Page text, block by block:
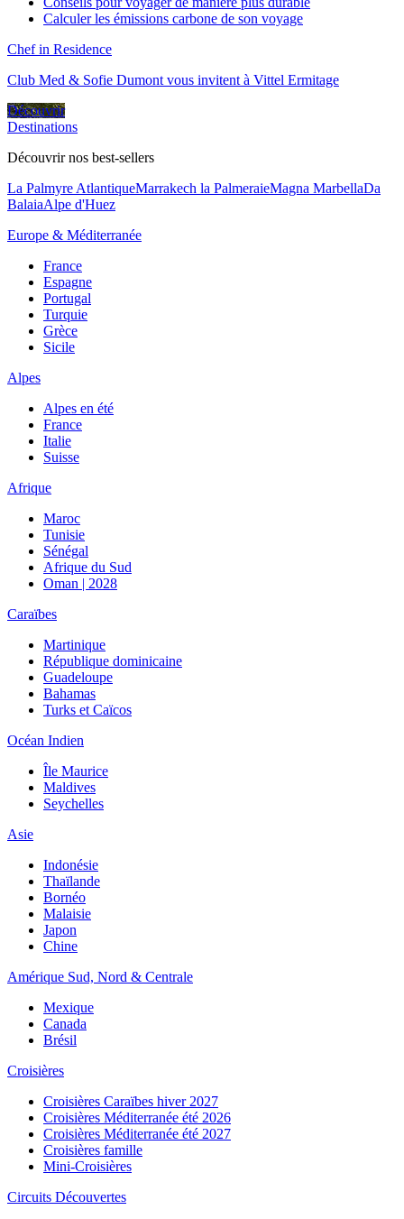
Calculer les émissions carbone de son voyage
Chef in Residence
Club Med & Sofie Dumont vous invitent à Vittel Ermitage
Découvrir
Destinations
Découvrir nos best-sellers
La Palmyre AtlantiqueMarrakech la PalmeraieMagna MarbellaDa
BalaiaAlpe d'Huez
Europe & Méditerranée
France
Espagne
Portugal
Turquie
Grèce
Sicile
Alpes
Alpes en été
France
Italie
Suisse
Afrique
Maroc
Tunisie
Sénégal
Afrique du Sud
Oman | 2028
Caraïbes
Martinique
République dominicaine
Guadeloupe
Bahamas
Turks et Caïcos
Océan Indien
Île Maurice
Maldives
Seychelles
Asie
Indonésie
Thaïlande
Bornéo
Malaisie
Japon
Chine
Amérique Sud, Nord & Centrale
Mexique
Canada
Brésil
Croisières
Croisières Caraïbes hiver 2027
Croisières Méditerranée été 2026
Croisières Méditerranée été 2027
Croisières famille
Mini-Croisières
Circuits Découvertes